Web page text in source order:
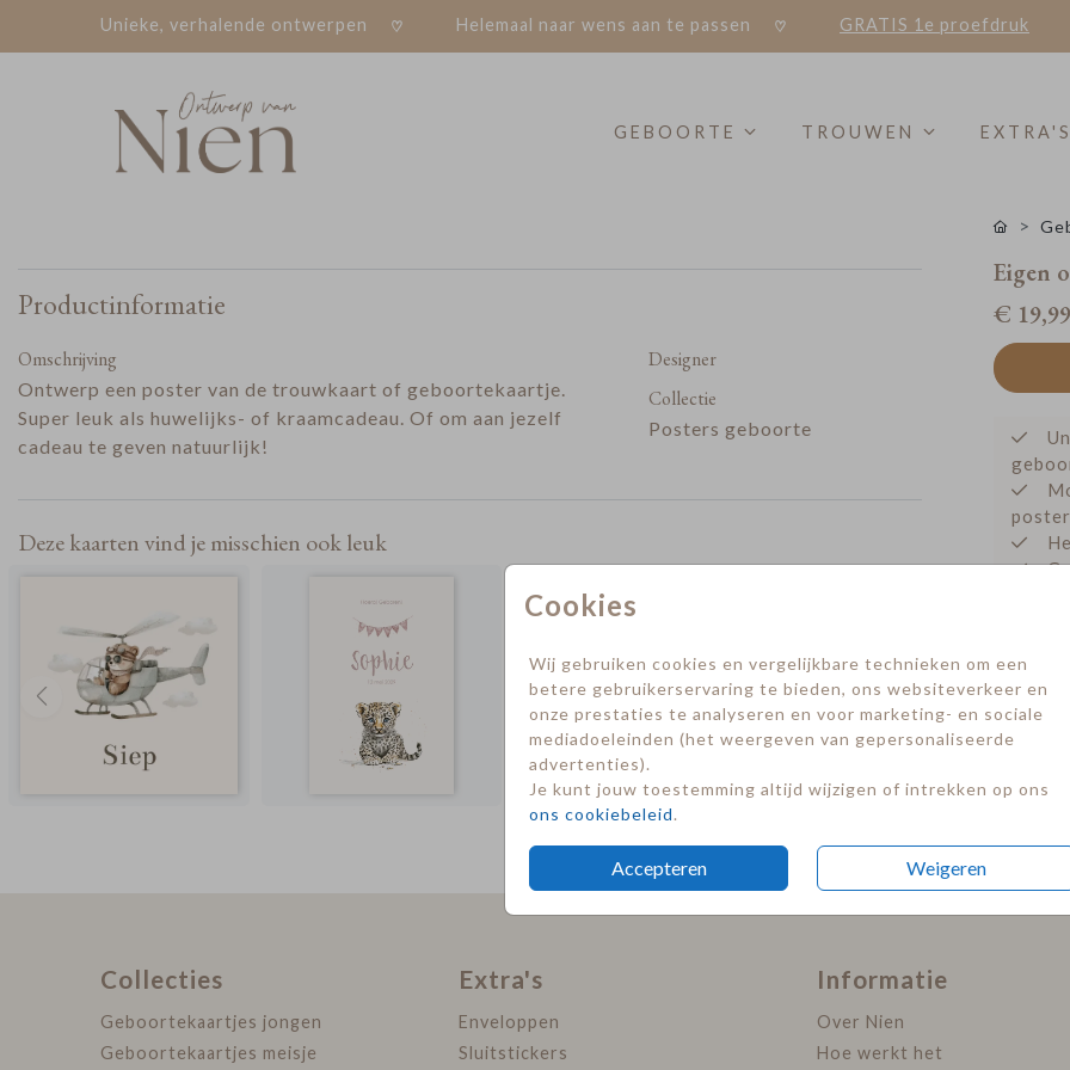
Unieke, verhalende ontwerpen Helemaal naar wens aan te passen GRATIS 1e proefdruk
GEBOORTE TROUWEN EXTRA'S
Cookies
Wij gebruiken cookies en vergelijkbare technieken om een
betere gebruikerservaring te bieden, ons websiteverkeer en
onze prestaties te analyseren en voor marketing- en sociale
mediadoeleinden (het weergeven van gepersonaliseerde
advertenties).
Je kunt jouw toestemming altijd wijzigen of intrekken op ons
ons cookiebeleid.
Accepteren Weigeren
Productinformatie
Omschrijving
Ontwerp een poster van de trouwkaart of geboortekaartje.
Super leuk als huwelijks- of kraamcadeau. Of om aan jezelf
cadeau te geven natuurlijk!
Designer
Collectie
Posters geboorte
Deze kaarten vind je misschien ook leuk
Eigen
€ 19,99
Prijzen
Collecties
Geboortekaartjes jongen
Geboortekaartjes meisje
Extra's
Enveloppen
Sluitstickers
Informatie
Over Nien
Hoe werkt het